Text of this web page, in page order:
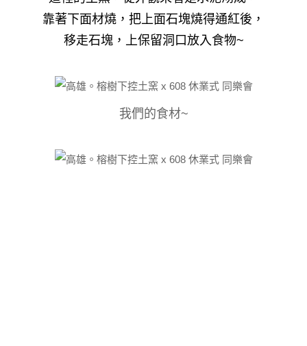
靠著下面材燒，把上面石塊燒得通紅後，
移走石塊，上保留洞口放入食物~
我們的食材~